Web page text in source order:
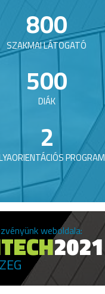
800
SZAKMAI LÁTOGATÓ
500
DIÁK
2
PROGRAM
weboldala:
2021